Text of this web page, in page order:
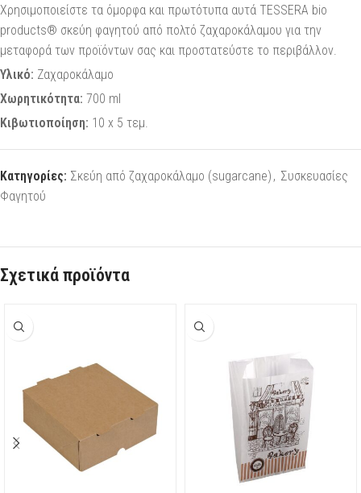
Χρησιμοποιείστε τα όμορφα και πρωτότυπα αυτά TESSERA bio
products® σκεύη φαγητού από πολτό ζαχαροκάλαμου για την
μεταφορά των προϊόντων σας και προστατεύστε το περιβάλλον.
Υλικό: Ζαχαροκάλαμο
Χωρητικότητα: 700 ml
Κιβωτιοποίηση: 10 x 5 τεμ.
Κατηγορίες: Σκεύη από ζαχαροκάλαμο (sugarcane) , Συσκευασίες
Φαγητού
Σχετικά προϊόντα